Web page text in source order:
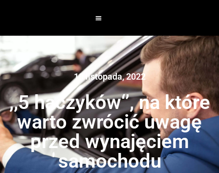
10 listopada, 2022
,,5 haczyków‘’, na które
warto zwrócić uwagę
przed wynajęciem
samochodu